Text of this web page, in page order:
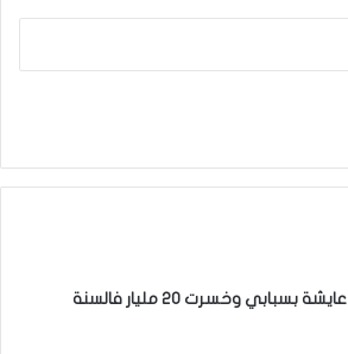
أيت منا: “الوداد اليوم عايشة بسبابي وخسرت 20 مليار فالسنة